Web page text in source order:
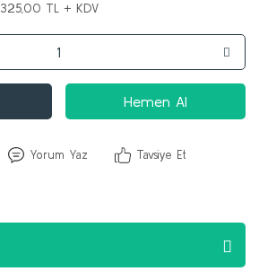
325,00 TL + KDV
Hemen Al
Yorum Yaz Tavsiye Et